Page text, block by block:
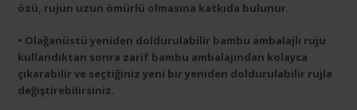
özü, rujun uzun ömürlü olmasına katkıda bulunur.
• Olağanüstü yeniden doldurulabilir bambu ambalajlı ruju
kullandıktan sonra zarif bambu ambalajından kolayca
çıkarabilir ve seçtiğiniz yeni bir yeniden doldurulabilir rujla
değiştirebilirsiniz.